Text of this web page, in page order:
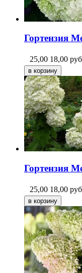
Гортензия
25,00 18,00
Гортензия
25,00 18,00